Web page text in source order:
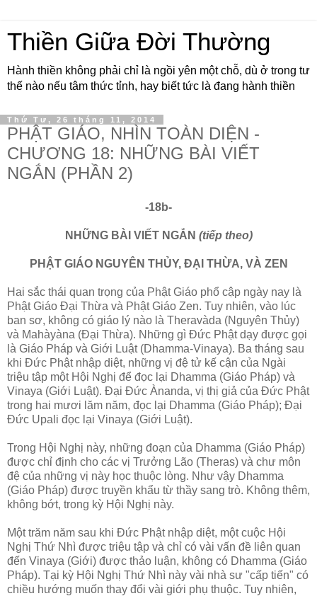
Thiền Giữa Đời Thường
Hành thiền không phải chỉ là ngồi yên một chỗ, dù ở trong tư
thế nào nếu tâm thức tỉnh, hay biết tức là đang hành thiền
Thứ Tư, 26 tháng 11, 2014
PHẬT GIÁO, NHÌN TOÀN DIỆN -
CHƯƠNG 18: NHỮNG BÀI VIẾT
NGẮN (PHẦN 2)
-18b-
NHỮNG BÀI VIẾT NGẮN (tiếp theo)
PHẬT GIÁO NGUYÊN THỦY, ÐẠI THỪA, VÀ ZEN
Hai sắc thái quan trọng của Phật Giáo phổ cập ngày nay là
Phật Giáo Ðại Thừa và Phật Giáo Zen. Tuy nhiên, vào lúc
ban sơ, không có giáo lý nào là Theravàda (Nguyên Thủy)
và Mahàyàna (Ðại Thừa). Những gì Ðức Phật dạy được gọi
là Giáo Pháp và Giới Luật (Dhamma-Vinaya). Ba tháng sau
khi Ðức Phật nhập diệt, những vị đệ tử kế cận của Ngài
triệu tập một Hội Nghị để đọc lại Dhamma (Giáo Pháp) và
Vinaya (Giới Luật). Ðại Ðức Ànanda, vị thị giả của Ðức Phật
trong hai mươi lăm năm, đọc lại Dhamma (Giáo Pháp); Ðại
Ðức Upali đọc lại Vinaya (Giới Luật).
Trong Hội Nghị này, những đoạn của Dhamma (Giáo Pháp)
được chỉ định cho các vị Trưởng Lão (Theras) và chư môn
đệ của những vị này học thuộc lòng. Như vậy Dhamma
(Giáo Pháp) được truyền khẩu từ thầy sang trò. Không thêm,
không bớt, trong kỳ Hội Nghị này.
Một trăm năm sau khi Ðức Phật nhập diệt, một cuộc Hội
Nghị Thứ Nhì được triệu tập và chỉ có vài vấn đề liên quan
đến Vinaya (Giới) được thảo luận, không có Dhamma (Giáo
Pháp). Tại kỳ Hội Nghị Thứ Nhì này vài nhà sư "cấp tiến" có
chiều hướng muốn thay đổi vài giới phụ thuộc. Tuy nhiên,